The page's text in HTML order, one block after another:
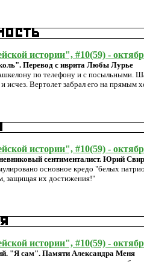
истории", #10(59) -
Перевод с иврита Любы Лурье
по телефону и с посыльными.
исчез. Вертолет забрал его на прямым
истории", #10(59) -
сентименталист. Юрий
основное кредо "белых
защищая их достижения!"
истории", #10(59) -
"Я сам". Памяти Александра Меня